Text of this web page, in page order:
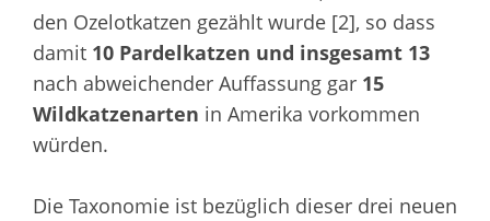
den Ozelotkatzen gezählt wurde [2], so dass
damit 10 Pardelkatzen und insgesamt 13
nach abweichender Auffassung gar 15
Wildkatzenarten in Amerika vorkommen
würden.
Die Taxonomie ist bezüglich dieser drei neuen